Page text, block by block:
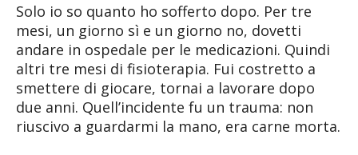
Solo io so quanto ho sofferto dopo. Per tre
mesi, un giorno sì e un giorno no, dovetti
andare in ospedale per le medicazioni. Quindi
altri tre mesi di fisioterapia. Fui costretto a
smettere di giocare, tornai a lavorare dopo
due anni. Quell’incidente fu un trauma: non
riuscivo a guardarmi la mano, era carne morta.